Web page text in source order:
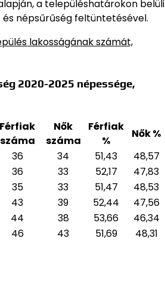
a településhatárokon belüli
népsűrűség feltüntetésével.
lakosságának számát,
2020-2025 népessége,
Férfiak
száma
Nők
száma
Férfiak
%
Nők %
36 34 51,43
48,57
36 33 52,17
47,83
35 33 51,47
48,53
43 39 52,44
47,56
44 38 53,66
46,34
46 43 51,69 48,31